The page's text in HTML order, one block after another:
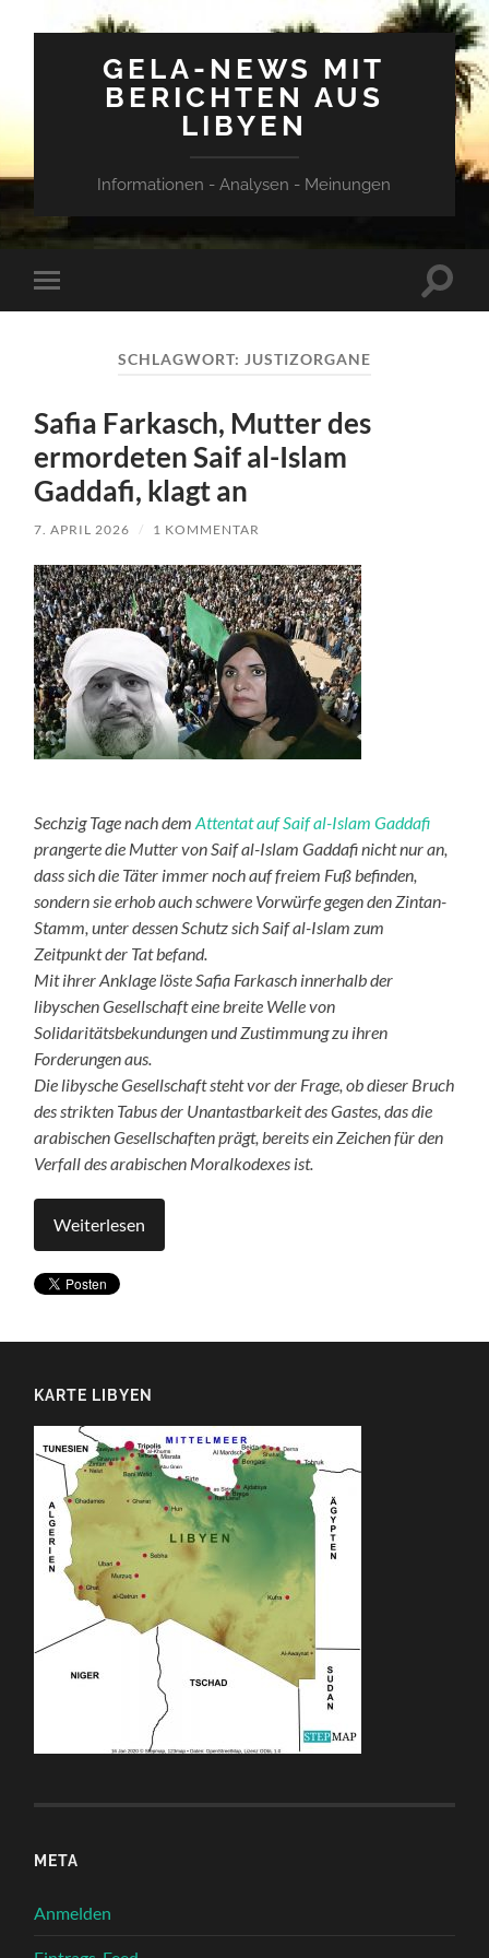
GELA-NEWS MIT
BERICHTEN AUS
LIBYEN
Informationen - Analysen - Meinungen
Mobile-
Menü
SCHLAGWORT: JUSTIZORGANE
Safia Farkasch, Mutter des
ermordeten Saif al-Islam
Gaddafi, klagt an
7. APRIL 2026 / 1 KOMMENTAR
Sechzig Tage nach demAttentat auf Saif al-Islam Gaddafi
prangerte die Mutter von Saif al-Islam Gaddafi nicht nur an,
dass sich die Täter immer noch auf freiem Fuß befinden,
sondern sie erhob auch schwere Vorwürfe gegen den Zintan-
Stamm, unter dessen Schutz sich Saif al-Islam zum
Zeitpunkt der Tat befand.
Mit ihrer Anklage löste Safia Farkasch innerhalb der
libyschen Gesellschaft eine breite Welle von
Solidaritätsbekundungen und Zustimmung zu ihren
Forderungen aus.
Die libysche Gesellschaft steht vor der Frage, ob dieser Bruch
des strikten Tabus der Unantastbarkeit des Gastes, das die
arabischen Gesellschaften prägt, bereits ein Zeichen für den
Verfall des arabischen Moralkodexes ist.
Weiterlesen
KARTE LIBYEN
META
Anmelden